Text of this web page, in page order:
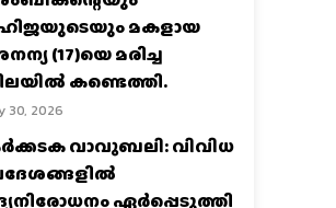
മകളായ
(17)യെ മരിച്ച
കണ്ടെത്തി.
30, 2026
വാവുബലി: വിവിധ
ഏര്‍പ്പെടുത്തി